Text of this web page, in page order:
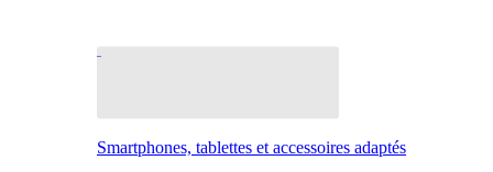
Smartphones, tablettes et accessoires adaptés